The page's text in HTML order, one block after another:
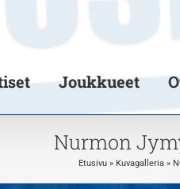
Joukkueet
Nurmon
Etusivu» Kuvagalleria»